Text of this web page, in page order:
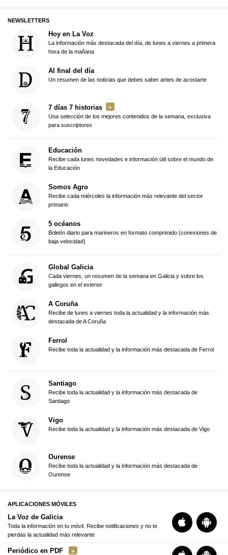
NEWSLETTERS
Hoy en La Voz
La información más destacada del día, de lunes a viernes a primera
hora de la mañana
Al final del día
Un resumen de las noticias que debes saber antes de acostarte
7 días 7 historias
Una selección de los mejores contenidos de la semana, exclusiva
para suscriptores
Educación
Recibe cada lunes novedades e información útil sobre el mundo de
la Educación
Somos Agro
Recibe cada miércoles la información más relevante del sector
primario
5 océanos
Boletín diario para marineros en formato comprimido (conexiones de
baja velocidad)
Global Galicia
Cada viernes, un resumen de la semana en Galicia y sobre los
gallegos en el exterior
A Coruña
Recibe de lunes a viernes toda la actualidad y la información más
destacada de A Coruña
Ferrol
Recibe toda la actualidad y la información más destacada de Ferrol
Santiago
Recibe toda la actualidad y la información más destacada de
Santiago
Vigo
Recibe toda la actualidad y la información más destacada de Vigo
Ourense
Recibe toda la actualidad y la información más destacada de
Ourense
APLICACIONES MÓVILES
La Voz de Galicia
Toda la información en tu móvil. Recibe notificaciones y no te
pierdas la actualidad más relevante
Periódico en PDF